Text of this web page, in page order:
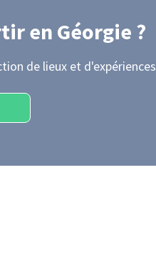
en Géorgie ?
de lieux et d'expériences